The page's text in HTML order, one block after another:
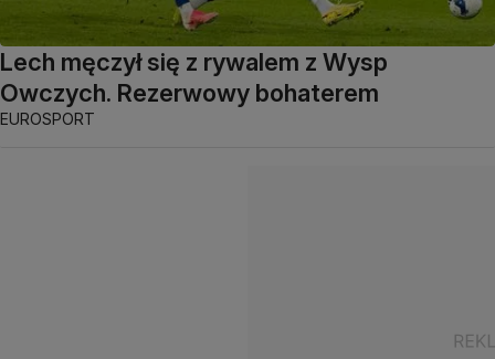
Lech męczył się z rywalem z Wysp
Owczych. Rezerwowy bohaterem
EUROSPORT